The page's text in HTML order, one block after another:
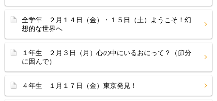
全学年 ２月１４日（金）・１５日（土）ようこそ！幻
想的な世界へ
１年生 ２月３日（月）心の中にいるおにって？（節分
に因んで）
４年生 １月１７日（金）東京発見！